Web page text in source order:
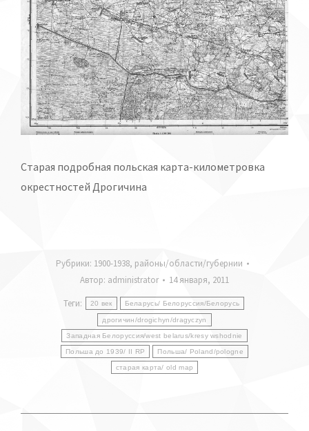
Старая подробная польская карта-километровка
окрестностей Дрогичина
Рубрики: 1900-1938, районы/области/губернии
Автор: administrator
14 января, 2011
Теги:
20 век Беларусь/ Белоруссия/Белорусь
дрогичин/drogichyn/dragyczyn
Западная Белоруссия/west belarus/kresy wshodnie
Польша до 1939/ II RP Польша/ Poland/pologne
старая карта/ old map